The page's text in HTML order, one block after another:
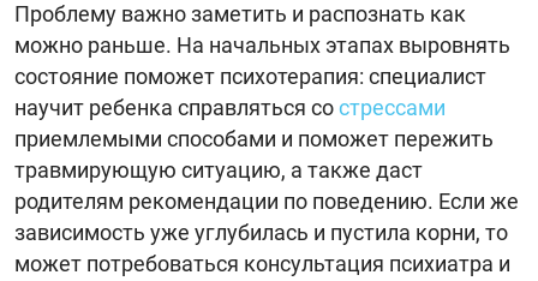
Проблему важно заметить и распознать как
можно раньше. На начальных этапах выровнять
состояние поможет психотерапия: специалист
научит ребенка справляться сострессами
приемлемыми способами и поможет пережить
травмирующую ситуацию, а также даст
родителям рекомендации по поведению. Если же
зависимость уже углубилась и пустила корни, то
может потребоваться консультация психиатра и